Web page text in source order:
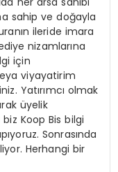
sahip ve doğayla
ileride imara
nizamlarına
için
viyayatirim
Yatırımcı olmak
üyelik
Koop Bis bilgi
Sonrasında
Herhangi bir